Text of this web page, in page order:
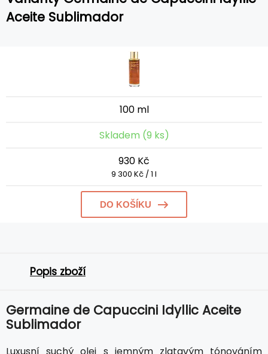
Aceite Sublimador
100 ml
Skladem (9 ks)
930 Kč
9 300 Kč / 1 l
DO KOŠÍKU
Popis zboží
Germaine de Capuccini Idyllic Aceite
Sublimador